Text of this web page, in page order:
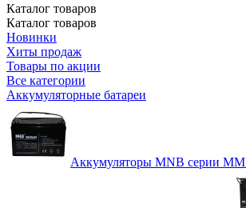
Каталог товаров
Каталог товаров
Новинки
Хиты продаж
Товары по акции
Все категории
Аккумуляторные батареи
Аккумуляторы MNB серии MM